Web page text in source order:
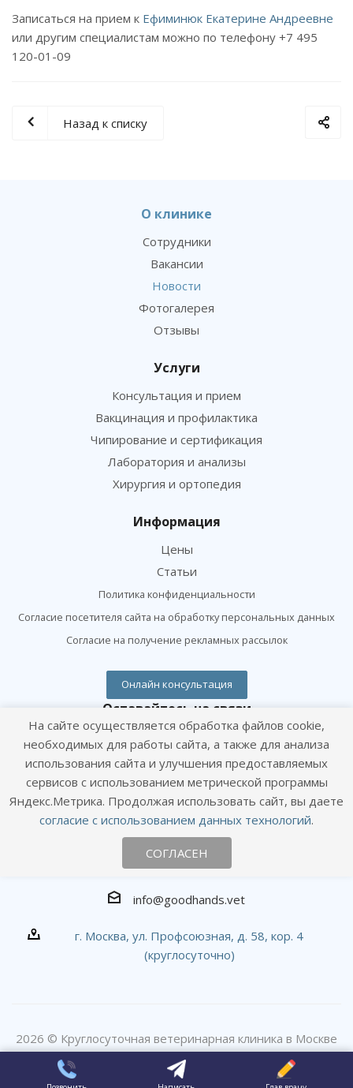
Записаться на прием к Ефиминюк Екатерине Андреевне
или другим специалистам можно по телефону +7 495
120-01-09
Назад к списку
О клинике
Сотрудники
Вакансии
Новости
Фотогалерея
Отзывы
Услуги
Консультация и прием
Вакцинация и профилактика
Чипирование и сертификация
Лаборатория и анализы
Хирургия и ортопедия
Информация
Цены
Статьи
Политика конфиденциальности
Согласие посетителя сайта на обработку персональных данных
Согласие на получение рекламных рассылок
Онлайн консультация
Оставайтесь на связи
Наши контакты
+7 (495) 120-01-09
info@goodhands.vet
г. Москва, ул. Профсоюзная, д. 58, кор. 4
(круглосуточно)
2026 © Круглосуточная ветеринарная клиника в Москве
#вДобрыеРуки
На сайте осуществляется обработка файлов cookie,
необходимых для работы сайта, а также для анализа
использования сайта и улучшения предоставляемых
сервисов с использованием метрической программы
Яндекс.Метрика. Продолжая использовать сайт, вы даете
согласие с использованием данных технологий.
СОГЛАСЕН